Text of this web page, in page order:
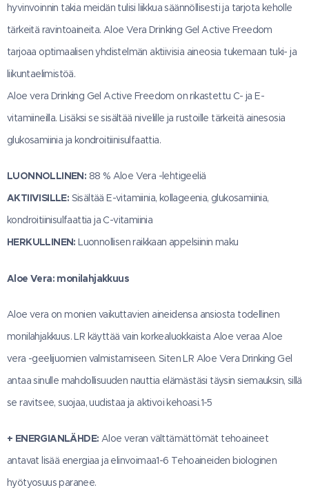
hyvinvoinnin takia meidän tulisi liikkua säännöllisesti ja tarjota keholle
tärkeitä ravintoaineita. Aloe Vera Drinking Gel Active Freedom
tarjoaa optimaalisen yhdistelmän aktiivisia aineosia tukemaan tuki- ja
liikuntaelimistöä.
Aloe vera Drinking Gel Active Freedom on rikastettu C- ja E-
vitamiineilla. Lisäksi se sisältää nivelille ja rustoille tärkeitä ainesosia
glukosamiinia ja kondroitiinisulfaattia.
LUONNOLLINEN: 88 % Aloe Vera -lehtigeeliä
AKTIIVISILLE: Sisältää E-vitamiinia, kollageenia, glukosamiinia,
kondroitiinisulfaattia ja C-vitamiinia
HERKULLINEN: Luonnollisen raikkaan appelsiinin maku
Aloe Vera: monilahjakkuus
Aloe vera on monien vaikuttavien aineidensa ansiosta todellinen
monilahjakkuus. LR käyttää vain korkealuokkaista Aloe veraa Aloe
vera -geelijuomien valmistamiseen. Siten LR Aloe Vera Drinking Gel
antaa sinulle mahdollisuuden nauttia elämästäsi täysin siemauksin, sillä
se ravitsee, suojaa, uudistaa ja aktivoi kehoasi.1-5
+ ENERGIANLÄHDE: Aloe veran välttämättömät tehoaineet
antavat lisää energiaa ja elinvoimaa1-6 Tehoaineiden biologinen
hyötyosuus paranee.